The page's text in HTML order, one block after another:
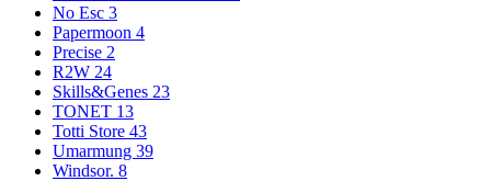
No Esc 3
Papermoon 4
Precise 2
R2W 24
Skills&Genes 23
TONET 13
Totti Store 43
Umarmung 39
Windsor. 8